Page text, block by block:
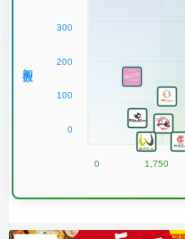
300
200
100
0
0 1,750